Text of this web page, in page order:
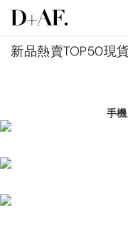
新品熱賣TOP50現
手